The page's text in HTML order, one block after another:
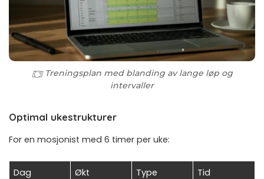
Treningsplan med blanding av lange løp og
intervaller
Optimal ukestrukturer
For en mosjonist med 6 timer per uke:
Dag Økt Type Tid